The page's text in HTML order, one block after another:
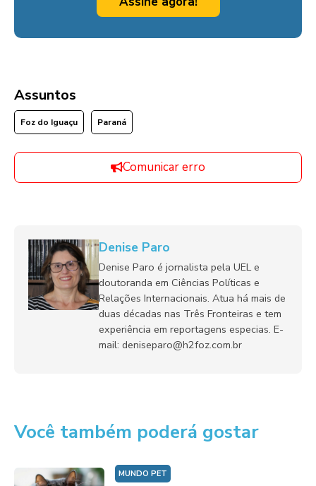
Assuntos
Foz do Iguaçu Paraná
Comunicar erro
Denise Paro
Denise Paro é jornalista pela UEL e
doutoranda em Ciências Políticas e
Relações Internacionais. Atua há mais de
duas décadas nas Três Fronteiras e tem
experiência em reportagens especias. E-
mail: deniseparo@h2foz.com.br
Você também poderá gostar
MUNDO PET